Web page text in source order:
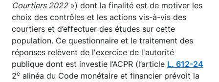
Courtiers 2022») dont la finalité est de motiver les
choix des contrôles et les actions vis-à-vis des
courtiers et d’effectuer des études sur cette
population. Ce questionnaire et le traitement des
réponses relèvent de l'exercice de l'autorité
publique dont est investie l’ACPR (l’article L. 612-24
2e alinéa du Code monétaire et financier prévoit la